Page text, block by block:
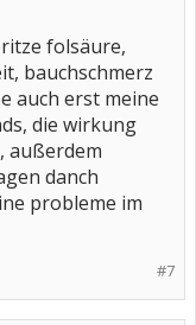
folsäure,
bauchschmerz
auch erst meine
die wirkung
außerdem
danch
probleme im
#7